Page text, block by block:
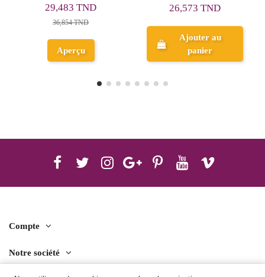
26,573 TND
Ajouter au
panier
Ajouter au
panier
Compte
Notre société